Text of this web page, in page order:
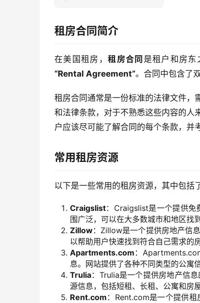
租房合同简介
在美国租房，租房合同 是租户和房
“Rental Agreement”。合同中包含了
租房合同通常是一份标准的法律文件，
和法律条款，对于不熟悉这些内容的人
户应该尽可能了解合同的每个条款，并
常用租房资源
以下是一些常用的租房资源，其中包括
Craigslist：Craigslist是一个提供免
围广泛，可以在大多数城市和地区找
Zillow：Zillow是一个提供房地产信
以帮助用户快速找到符合自己需求的房
Apartments.com ：
息。网站提供了各种不同类型的公寓
Trulia：Trulia是一个提供房地产信
源信息，包括短租、长租、公寓和房屋
Rent.com ：Rent.com是一个提供